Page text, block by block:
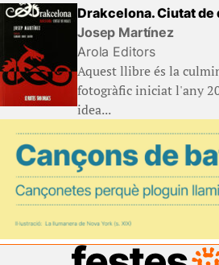
Drakcelona. Ciutat de
Josep Martínez
Arola Editors
Aquest llibre és la
fotogràfic iniciat l'any
idea...